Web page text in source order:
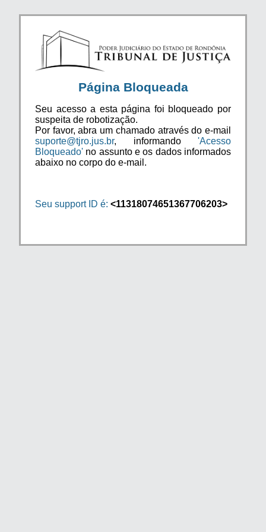
Página Bloqueada
Seu acesso a esta página foi bloqueado por
suspeita de robotização.
Por favor, abra um chamado através do e-mail
suporte@tjro.jus.br, informando 'Acesso
Bloqueado' no assunto e os dados informados
abaixo no corpo do e-mail.
Seu support ID é: <11318074651367706203>